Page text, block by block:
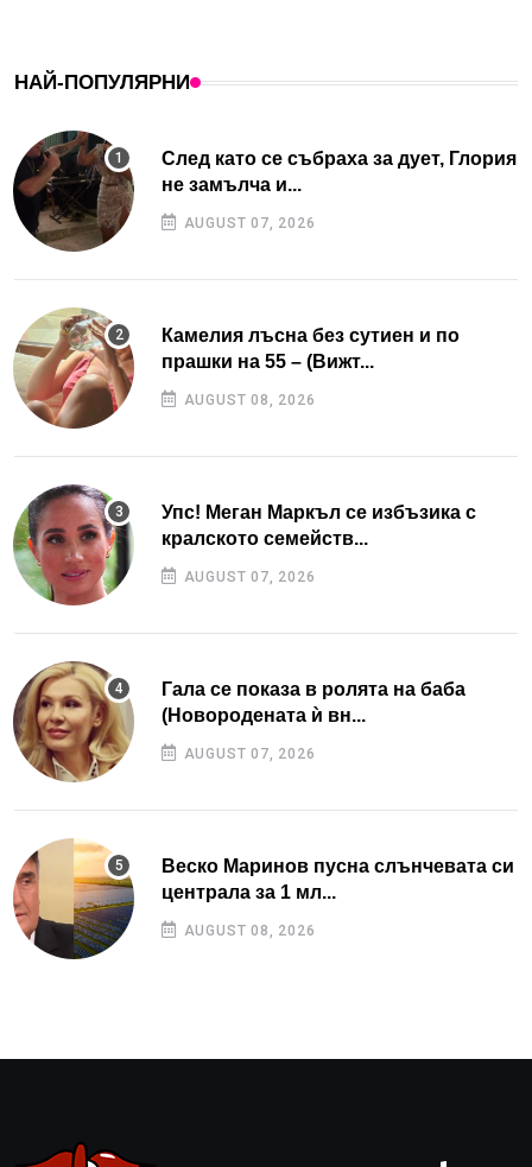
НАЙ-ПОПУЛЯРНИ
След като се събраха за дует, Глория
не замълча и...
AUGUST 07, 2026
Камелия лъсна без сутиен и по
прашки на 55 – (Вижт...
AUGUST 08, 2026
Упс! Меган Маркъл се избъзика с
кралското семейств...
AUGUST 07, 2026
Гала се показа в ролята на баба
(Новородената ѝ вн...
AUGUST 07, 2026
Веско Маринов пусна слънчевата си
централа за 1 мл...
AUGUST 08, 2026